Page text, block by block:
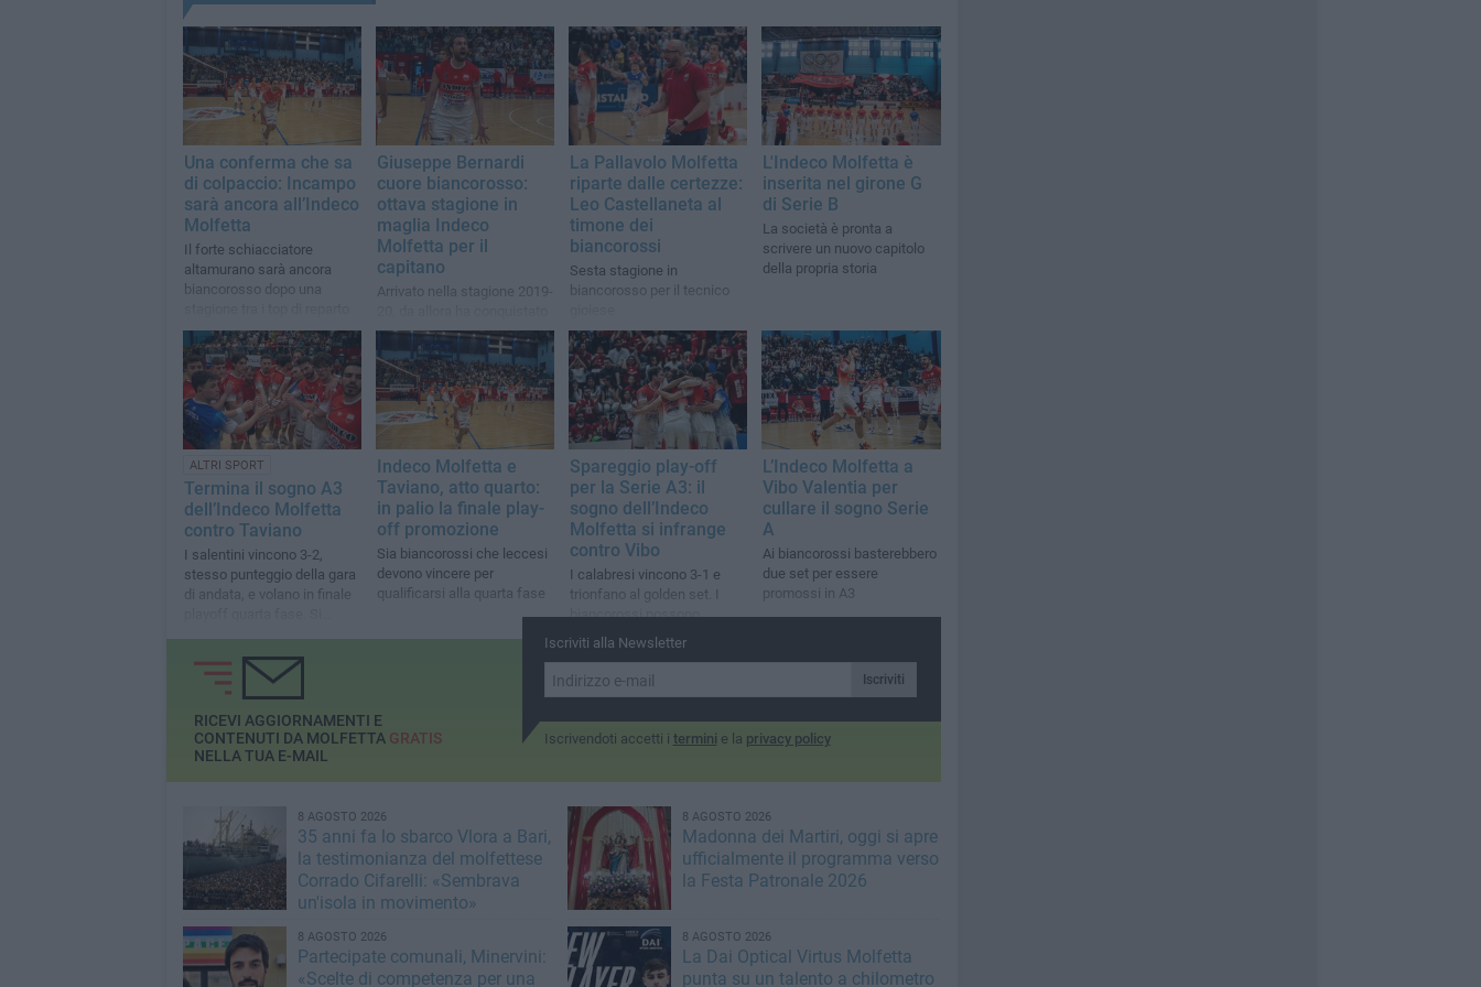
Una conferma che sa
di colpaccio: Incampo
sarà ancora all’Indeco
Molfetta
Il forte schiacciatore
altamurano sarà ancora
biancorosso dopo una
Giuseppe Bernardi
cuore biancorosso:
ottava stagione in
maglia Indeco
Molfetta per il
capitano
Arrivato nella stagione 2019-
la promozione in B e i play-
off per tre volte
La Pallavolo Molfetta
riparte dalle certezze:
Leo Castellaneta al
timone dei
biancorossi
Sesta stagione in
biancorosso per il tecnico
L'Indeco Molfetta è
inserita nel girone G
di Serie B
La società è pronta a
scrivere un nuovo capitolo
della propria storia
ALTRI SPORT
Termina il sogno A3
dell’Indeco Molfetta
contro Taviano
I salentini vincono 3-2,
stesso punteggio della gara
di andata, e volano in finale
esaltante per l’Indeco
Molfetta di mister
Castellaneta
Indeco Molfetta e
Taviano, atto quarto:
in palio la finale play-
off promozione
Sia biancorossi che leccesi
devono vincere per
qualificarsi alla quarta fase
Spareggio play-off
per la Serie A3: il
sogno dell’Indeco
Molfetta si infrange
contro Vibo
I calabresi vincono 3-1 e
trionfano al golden set. I
biancorossi possono
comunque sognare ancora
L’Indeco Molfetta a
Vibo Valentia per
cullare il sogno Serie
A
Ai biancorossi basterebbero
due set per essere
promossi in A3
Iscriviti alla Newsletter
Iscriviti
Iscrivendoti accetti i termini e la privacy policy
RICEVI AGGIORNAMENTI E
CONTENUTI DA MOLFETTA GRATIS
NELLA TUA E-MAIL
8 AGOSTO 2026
35 anni fa lo sbarco Vlora a Bari,
la testimonianza del molfettese
Corrado Cifarelli: «Sembrava
un'isola in movimento»
8 AGOSTO 2026
Madonna dei Martiri, oggi si apre
ufficialmente il programma verso
la Festa Patronale 2026
8 AGOSTO 2026
Partecipate comunali, Minervini:
«Scelte di competenza per una
8 AGOSTO 2026
La Dai Optical Virtus Molfetta
punta su un talento a chilometro